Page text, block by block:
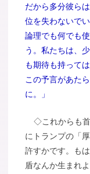
だから多分彼ら
位を失わないで
論理でも何でも
う。私たちは、
も期待も持っては
この予言があた
に。」
◇これからも
にトランプの「
許すかです。も
盾なんか生まれ